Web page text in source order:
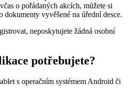
o pořádaných akcích, můžete si
dokumenty vyvěšené na úřední desce.
neposkytujete žádná osobní
potřebujete?
s operačním systémem Android či